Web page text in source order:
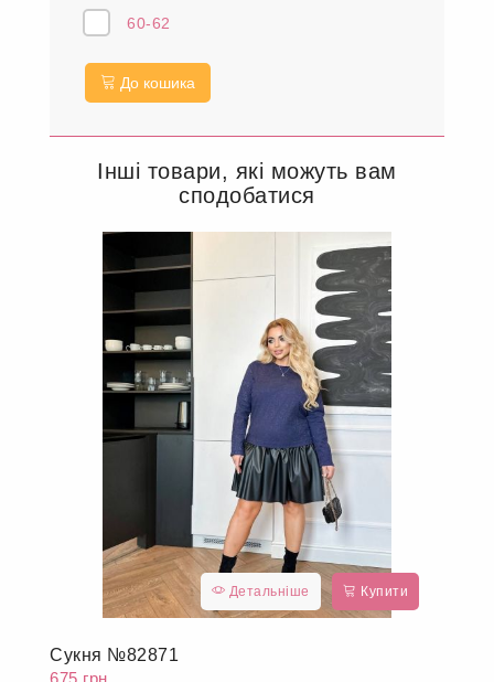
60-62
До кошика
Інші товари, які можуть вам
сподобатися
Детальніше Купити
Сукня №82871
675 грн.